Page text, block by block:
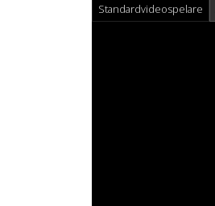
Standardvideospelare